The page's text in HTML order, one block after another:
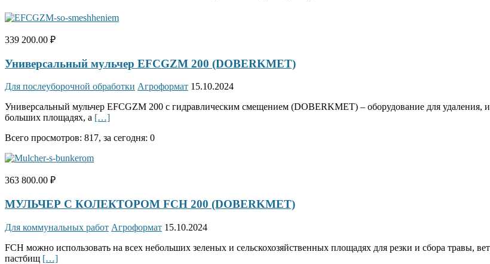
339 200.00 ₽
Универсальный мульчер EFCGZM 200 (DOBERKMET)
Для послеуборочной обработки Агроформат 15.10.2024
Универсальный мульчер EFCGZM 200 с гидравлическим смещением (DOBERKMET) – оборудование для удаления,
больших площадях, а […]
Всего просмотров: 817, за сегодня: 0
363 800.00 ₽
МУЛЬЧЕР С КОЛЕКТОРОМ FCH 200 (DOBERKMET)
Для коммунальных работ Агроформат 15.10.2024
FCH можно использовать на всех небольших зеленых и сельскохозяйственных площадях для резки и сбора травы,
пастбищ […]